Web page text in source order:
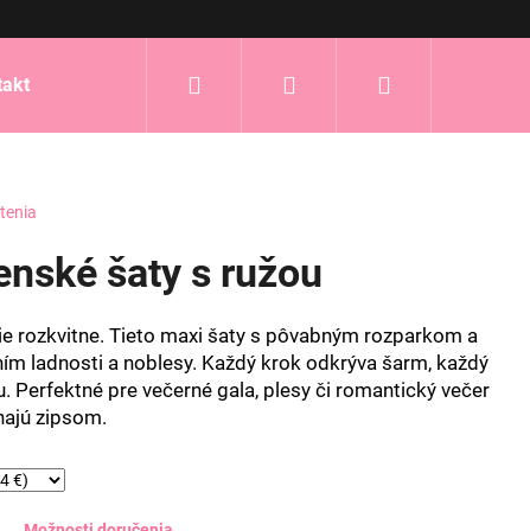
Prihlásenie
šaty s ružou
rozkvitne. Tieto maxi šaty s pôvabným rozparkom a
ladnosti a noblesy. Každý krok odkrýva šarm, každý
Perfektné pre večerné gala, plesy či romantický večer
zipsom.